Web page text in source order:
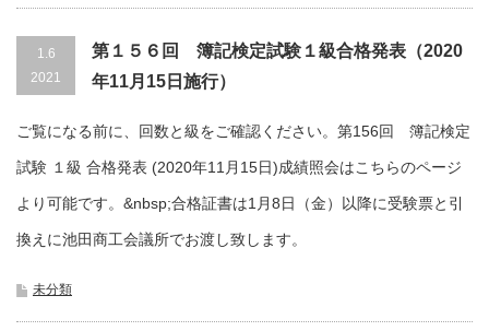
1.6
2021
第１５６回 簿記検定試験１級合格発表（2020
年11月15日施行）
ご覧になる前に、回数と級をご確認ください。第156回 簿記検定
試験 １級 合格発表 (2020年11月15日)成績照会はこちらのページ
より可能です。&nbsp;合格証書は1月8日（金）以降に受験票と引
換えに池田商工会議所でお渡し致します。
未分類